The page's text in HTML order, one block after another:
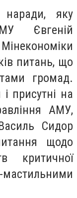
наради, яку
Євгеній
питань, що
громад.
присутні на
АМУ,
Сидор
щодо
критичної